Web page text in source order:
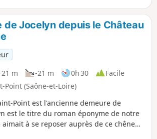
de Jocelyn depuis le Château
m -21 m 0h 30
Facile
Point (Saône-et-Loire)
Point est l'ancienne demeure de
est le titre du roman éponyme de notre
à se reposer auprès de ce chêne